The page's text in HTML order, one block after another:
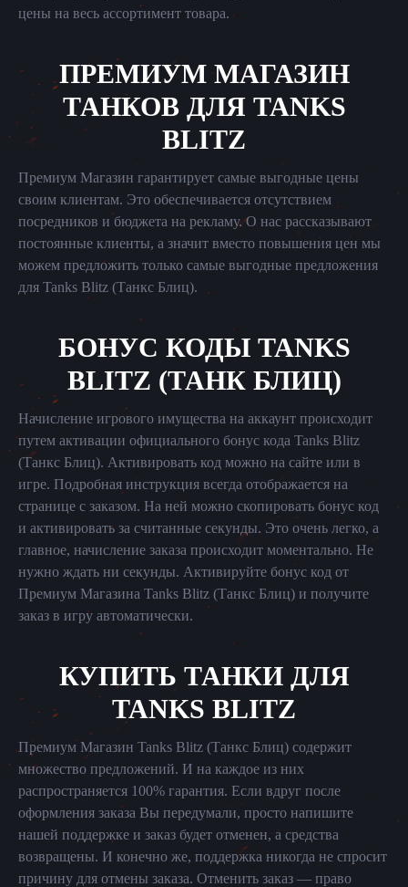
цены на весь ассортимент товара.
ПРЕМИУМ МАГАЗИН
ТАНКОВ ДЛЯ TANKS
BLITZ
Премиум Магазин гарантирует самые выгодные цены
своим клиентам. Это обеспечивается отсутствием
посредников и бюджета на рекламу. О нас рассказывают
постоянные клиенты, а значит вместо повышения цен мы
можем предложить только самые выгодные предложения
для Tanks Blitz (Танкс Блиц).
БОНУС КОДЫ TANKS
BLITZ (ТАНК БЛИЦ)
Начисление игрового имущества на аккаунт происходит
путем активации официального бонус кода Tanks Blitz
(Танкс Блиц). Активировать код можно на сайте или в
игре. Подробная инструкция всегда отображается на
странице с заказом. На ней можно скопировать бонус код
и активировать за считанные секунды. Это очень легко, а
главное, начисление заказа происходит моментально. Не
нужно ждать ни секунды. Активируйте бонус код от
Премиум Магазина Tanks Blitz (Танкс Блиц) и получите
заказ в игру автоматически.
КУПИТЬ ТАНКИ ДЛЯ
TANKS BLITZ
Премиум Магазин Tanks Blitz (Танкс Блиц) содержит
множество предложений. И на каждое из них
распространяется 100% гарантия. Если вдруг после
оформления заказа Вы передумали, просто напишите
нашей поддержке и заказ будет отменен, а средства
возвращены. И конечно же, поддержка никогда не спросит
причину для отмены заказа. Отменить заказ — право